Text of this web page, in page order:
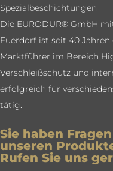
Spezialbeschichtungen
Die EURODUR® GmbH
Euerdorf ist seit 40 Jahren
Marktführer im Bereich
Verschleißschutz und
erfolgreich für
tätig.
Sie haben
unseren
Rufen Sie uns